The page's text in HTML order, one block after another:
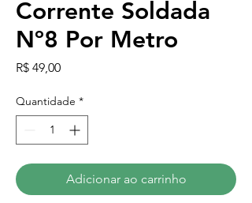
Corrente Soldada
Nº8 Por Metro
R$ 49,00Preço
Quantidade *
Adicionar ao carrinho